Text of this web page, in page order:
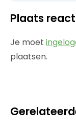
Plaats
Je moet
plaatsen.